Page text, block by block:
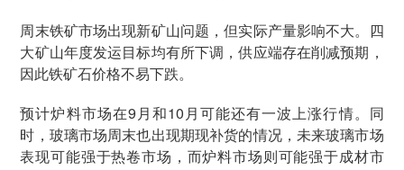
周末铁矿市场出现新矿山问题，但实际产量影响不大。四
大矿山年度发运目标均有所下调，供应端存在削减预期，
因此铁矿石价格不易下跌。
预计炉料市场在9月和10月可能还有一波上涨行情。同
时，玻璃市场周末也出现期现补货的情况，未来玻璃市场
表现可能强于热卷市场，而炉料市场则可能强于成材市